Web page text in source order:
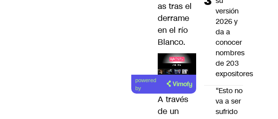
as tras el
derrame
en el río
Blanco.
Lea el
artículo
powered
by
A través
de un
versión
2026 y
da a
conocer
nombres
de 203
expositores
“Esto no
va a ser
sufrido